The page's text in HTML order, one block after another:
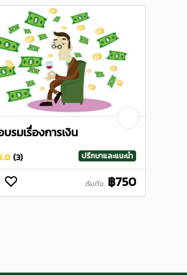
รมเรื่องการเงิน
(3) ปรึกษาและแนะนำ
เริ่มต้น ฿750